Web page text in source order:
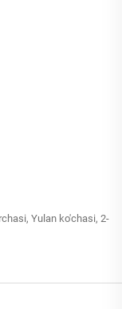
Yulan ko'chasi, 2-